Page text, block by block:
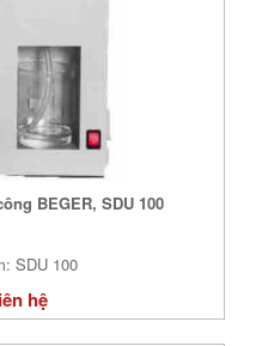
BEGER, SDU 100
SDU 100
hệ